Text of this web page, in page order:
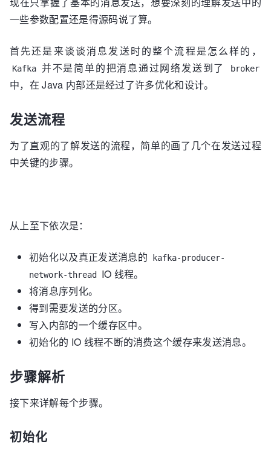
一些参数配置还是得源码说了算。
首先还是来谈谈消息发送时的整个流程是怎么样的，
Kafka 并不是简单的把消息通过网络发送到了 broker
中，在 Java 内部还是经过了许多优化和设计。
发送流程
为了直观的了解发送的流程，简单的画了几个在发送过程
中关键的步骤。
从上至下依次是：
初始化以及真正发送消息的
kafka-producer-
network-thread
IO 线程。
将消息序列化。
得到需要发送的分区。
写入内部的一个缓存区中。
初始化的 IO 线程不断的消费这个缓存来发送消息。
步骤解析
接下来详解每个步骤。
初始化